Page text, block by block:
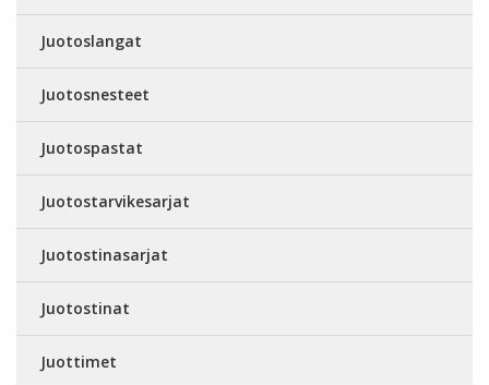
Juotoslangat
Juotosnesteet
Juotospastat
Juotostarvikesarjat
Juotostinasarjat
Juotostinat
Juottimet